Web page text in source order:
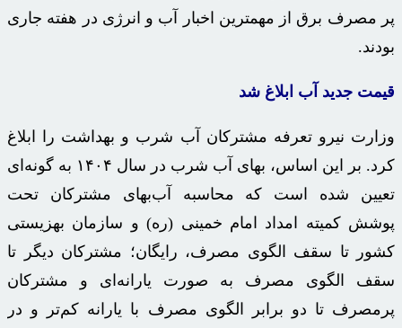
پر مصرف برق از مهمترین اخبار آب و انرژی در هفته جاری
بودند.
قیمت جدید آب ابلاغ شد
وزارت نیرو تعرفه مشترکان آب شرب و بهداشت را ابلاغ
کرد. بر این اساس، بهای آب شرب در سال ۱۴۰۴ به گونه‌ای
تعیین شده است که محاسبه آب‌بهای مشترکان تحت
پوشش کمیته امداد امام خمینی (ره) و سازمان بهزیستی
کشور تا سقف الگوی مصرف، رایگان؛ مشترکان دیگر تا
سقف الگوی مصرف به صورت یارانه‌ای و مشترکان
پرمصرف تا دو برابر الگوی مصرف با یارانه کم‌تر و در